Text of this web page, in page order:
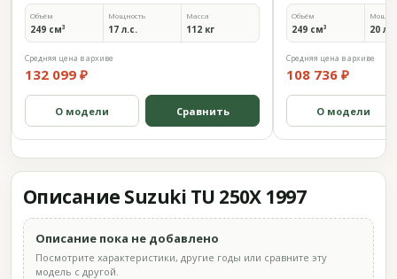
Объём
249 см³
Мощность
17 л.с.
Масса
112 кг
Средняя цена в архиве
132 099 ₽
О модели Сравнить
Объём
249 см³ 20
Средняя цена в архиве
108 736 ₽
О модели
Описание Suzuki TU 250X 1997
Описание пока не добавлено
Посмотрите характеристики, другие годы или сравните эту
модель с другой.